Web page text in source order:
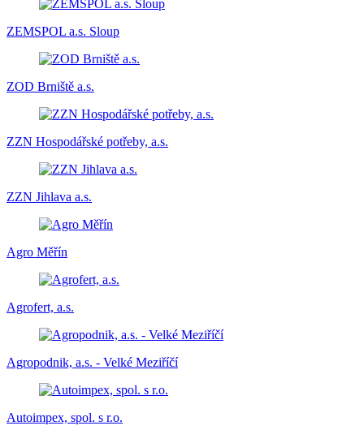
ZEMSPOL a.s. Sloup
ZOD Brniště a.s.
ZZN Hospodářské potřeby, a.s.
ZZN Jihlava a.s.
Agro Měřín
Agrofert, a.s.
Agropodnik, a.s. - Velké Meziříčí
Autoimpex, spol. s r.o.